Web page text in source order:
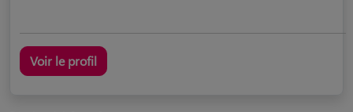
Voir le profil